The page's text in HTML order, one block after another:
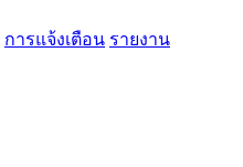
การแจ้งเตือน รายงาน